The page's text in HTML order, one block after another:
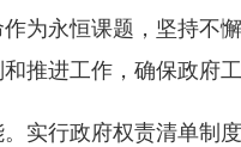
为永恒课题，坚持不
推进工作，确保政府
行政府权责清单制度